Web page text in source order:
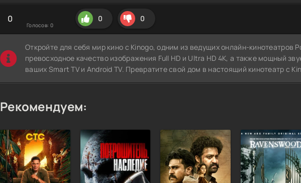
0
Голосов: 0
0 0
Откройте для себя мир кино с Kinogo, одним из ведущих онлайн-кинотеатров
превосходное качество изображения Full HD и Ultra HD 4K, а также мощный
ваших Smart TV и Android TV. Превратите свой дом в настоящий кинотеатр с
Рекомендуем: